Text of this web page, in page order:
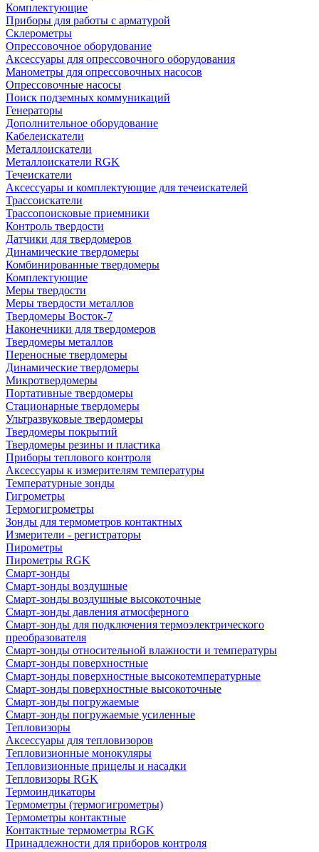
Комплектующие
Приборы для работы с арматурой
Склерометры
Опрессовочное оборудование
Аксессуары для опрессовочного оборудования
Манометры для опрессовочных насосов
Опрессовочные насосы
Поиск подземных коммуникаций
Генераторы
Дополнительное оборудование
Кабелеискатели
Металлоискатели
Металлоискатели RGK
Течеискатели
Аксессуары и комплектующие для течеискателей
Трассоискатели
Трассопоисковые приемники
Контроль твердости
Датчики для твердомеров
Динамические твердомеры
Комбинированные твердомеры
Комплектующие
Меры твердости
Меры твердости металлов
Твердомеры Восток-7
Наконечники для твердомеров
Твердомеры металлов
Переносные твердомеры
Динамические твердомеры
Микротвердомеры
Портативные твердомеры
Стационарные твердомеры
Ультразвуковые твердомеры
Твердомеры покрытий
Твердомеры резины и пластика
Приборы теплового контроля
Аксессуары к измерителям температуры
Температурные зонды
Гигрометры
Термогигрометры
Зонды для термометров контактных
Измерители - регистраторы
Пирометры
Пирометры RGK
Смарт-зонды
Смарт-зонды воздушные
Смарт-зонды воздушные высокоточные
Смарт-зонды давления атмосферного
Смарт-зонды для подключения термоэлектрического
преобразователя
Смарт-зонды относительной влажности и температуры
Смарт-зонды поверхностные
Смарт-зонды поверхностные высокотемпературные
Смарт-зонды поверхностные высокоточные
Смарт-зонды погружаемые
Смарт-зонды погружаемые усиленные
Тепловизоры
Аксессуары для тепловизоров
Тепловизионные монокуляры
Тепловизионные прицелы и насадки
Тепловизоры RGK
Термоиндикаторы
Термометры (термогигрометры)
Термометры контактные
Контактные термометры RGK
Принадлежности для приборов контроля